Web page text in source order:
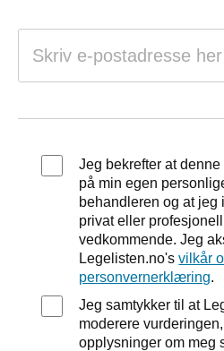
Jeg bekrefter at
på min egen
behandleren og at
privat eller
vedkommende. Jeg
Legelisten.no'svilkår
personvernerklæring.
Jeg samtykker til at
moderere
opplysninger om meg